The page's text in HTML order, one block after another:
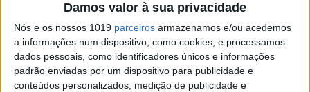
Damos valor à sua privacidade
Nós e os nossos 1019 parceiros armazenamos e/ou acedemos
a informações num dispositivo, como cookies, e processamos
dados pessoais, como identificadores únicos e informações
padrão enviadas por um dispositivo para publicidade e
conteúdos personalizados, medição de publicidade e
Um pastor e três outras pessoas foram
esfaqueadas hoje sem gravidade durante uma
missa em Sydney que estava a ser transmitida
'online', dois dias após idêntico incidente que
provocou seis mortos na mesma cidade
australiana, indicou a polícia